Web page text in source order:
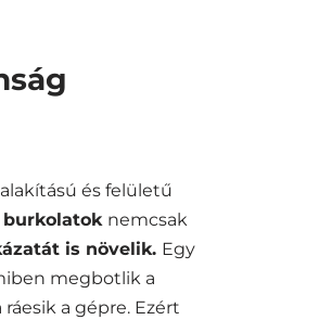
és felületű
nemcsak
is növelik. Egy
megbotlik a
a gépre. Ezért